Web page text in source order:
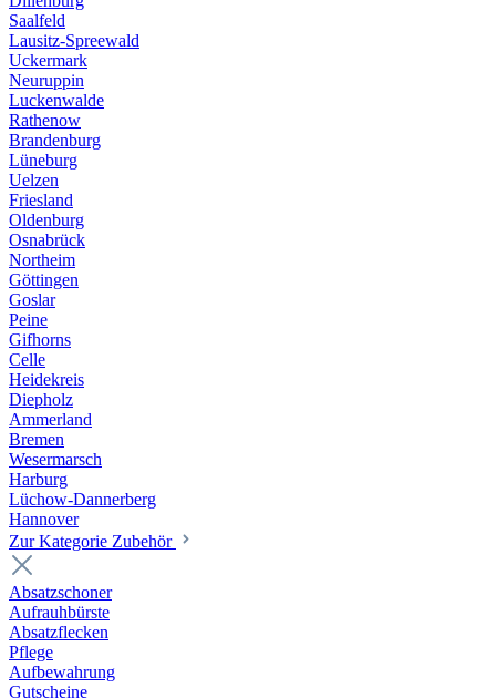
Saalfeld
Lausitz-Spreewald
Uckermark
Neuruppin
Luckenwalde
Rathenow
Brandenburg
Lüneburg
Uelzen
Friesland
Oldenburg
Osnabrück
Northeim
Göttingen
Goslar
Peine
Gifhorns
Celle
Heidekreis
Diepholz
Ammerland
Bremen
Wesermarsch
Harburg
Lüchow-Dannerberg
Hannover
Zur Kategorie Zubehör
Absatzschoner
Aufrauhbürste
Absatzflecken
Pflege
Aufbewahrung
Gutscheine